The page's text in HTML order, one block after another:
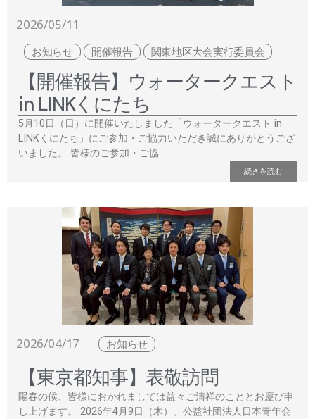
2026/05/11
お知らせ 開催報告 関東地区大会実行委員会
【開催報告】ウォータークエスト
in LINKくにたち
5月10日（日）に開催いたしました「ウォータークエスト in
LINKくにたち」にご参加・ご協力いただき誠にありがとうござ
いました。 皆様のご参加・ご協…
続きを読む
2026/04/17 お知らせ
【東京都知事】表敬訪問
陽春の候、皆様におかれましては益々ご清祥のこととお慶び申
し上げます。 2026年4月9日（木）、公益社団法人日本青年会